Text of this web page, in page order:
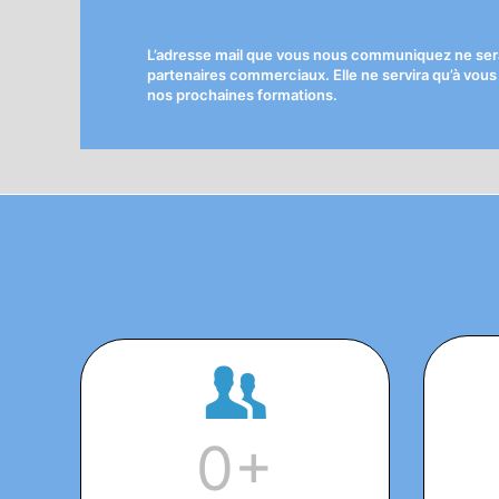
L’adresse mail que vous nous communiquez ne
partenaires commerciaux. Elle ne servira qu’à
nos prochaines formations.
0+